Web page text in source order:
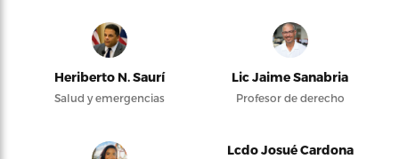
Heriberto N. Saurí
Salud y emergencias
Lic Jaime Sanabria
Profesor de derecho
Lcdo Josué Cardona